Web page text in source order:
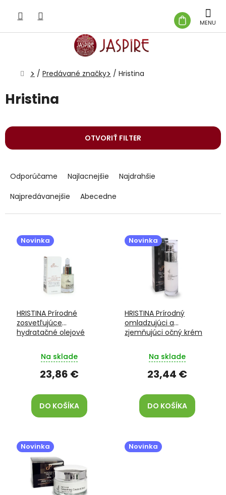
obsah
KOŠÍK
Domov
/ Predávané značky / Hristina
Hristina
OTVORIŤ FILTER
a
e
Odporúčame Najlacnejšie
Najdrahšie
Najpredávanejšie
Abecedne
Novinka
HRISTINA Prírodné
zosvetľujúce
hydratačné olejové
kaviár & perla 15 ml
Na sklade
23,86 €
DO KOŠÍKA
Novinka
HRISTINA Prírodný
omladzujúci a
zjemňujúci očný krém
Na sklade
23,44 €
DO KOŠÍKA
Novinka Novinka